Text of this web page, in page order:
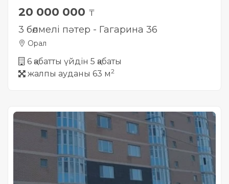
20 000 000 ₸
3 бөлмелі пәтер - Гагарина 36
Орал
6 қабатты үйдін 5 қабаты
жалпы ауданы 63 м2